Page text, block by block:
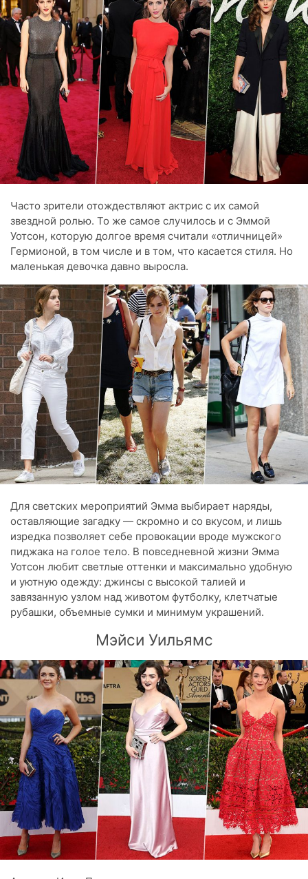
Часто зрители отождествляют актрис с их самой
звездной ролью. То же самое случилось и с Эммой
Уотсон, которую долгое время считали «отличницей»
Гермионой, в том числе и в том, что касается стиля. Но
маленькая девочка давно выросла.
Для светских мероприятий Эмма выбирает наряды,
оставляющие загадку — скромно и со вкусом, и лишь
изредка позволяет себе провокации вроде мужского
пиджака на голое тело. В повседневной жизни Эмма
Уотсон любит светлые оттенки и максимально удобную
и уютную одежду: джинсы с высокой талией и
завязанную узлом над животом футболку, клетчатые
рубашки, объемные сумки и минимум украшений.
Мэйси Уильямс